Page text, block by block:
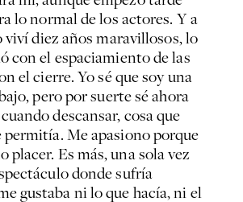
lo normal de los actores. Y a
viví diez años maravillosos, lo
con el espaciamiento de las
el cierre. Yo sé que soy una
pero por suerte sé ahora
descansar, cosa que
permitía. Me apasiono porque
placer. Es más, una sola vez
donde sufría
gustaba ni lo que hacía, ni el